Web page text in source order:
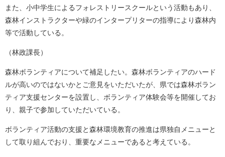
また、小中学生によるフォレストリースクールという活動もあり、
森林インストラクターや緑のインタープリターの指導により森林内
等で活動している。
（林政課長）
森林ボランティアについて補足したい。森林ボランティアのハード
ルが高いのではないかとご意見をいただいたが、県では森林ボラン
ティア支援センターを設置し、ボランティア体験会等を開催してお
り、親子で参加していただいている。
ボランティア活動の支援と森林環境教育の推進は県独自メニューと
して取り組んでおり、重要なメニューであると考えている。